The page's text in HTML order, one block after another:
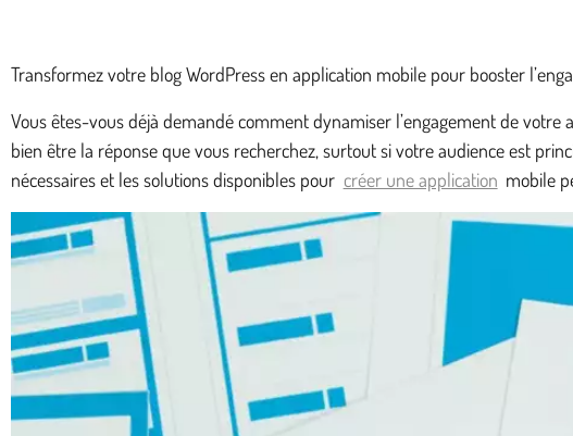
Transformez votre blog WordPress en application mobile pour booster
Vous êtes-vous déjà demandé comment dynamiser l’engagement de
bien être la réponse que vous recherchez, surtout si votre audience est
nécessaires et les solutions disponibles pour créer une application mobile